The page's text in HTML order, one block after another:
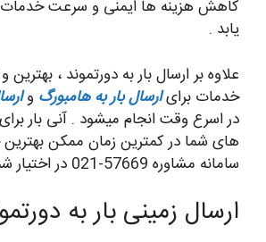
کاهش هزینه ها ایمنی و سرعت خدمات
یابد .
علاوه بر ارسال بار به دورتموند ،
خدمات برایارسال بار به هامبورگ و
در اسرع وقت انجام میشود . آنی بار
های شما در کمترین زمان ممکن بهترین
سامانه مشاوره 57669-021 در اختیار شما قرار میدهد .
ارسال زمینی بار به